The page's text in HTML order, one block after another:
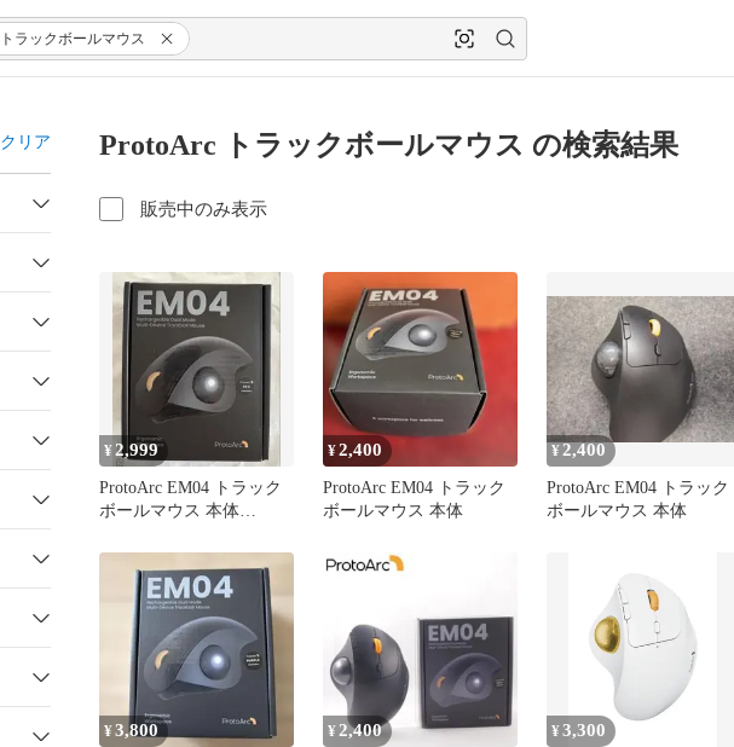
トラックボールマウス
クリア ProtoArc トラックボールマウス の検索結果
販売中のみ表示
¥2,999
ProtoArc EM04 トラック
ボールマウス 本体
¥2,400
ProtoArc EM04 トラック
ボールマウス 本体
¥ 2,400
ProtoArc EM04 トラック
ボールマウス 本体
¥3,800 ¥ 2,400 ¥3,300